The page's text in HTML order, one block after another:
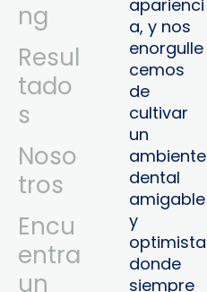
ng
Resul
tado
s
Noso
tros
Encu
entra
un
aparienci
a, y nos
enorgulle
cemos
de
cultivar
un
ambiente
dental
amigable
y
optimista
donde
siempre